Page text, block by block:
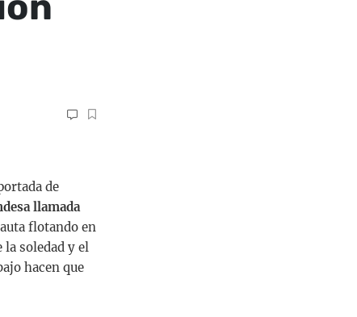
de
llamada
flotando en
soledad y el
hacen que